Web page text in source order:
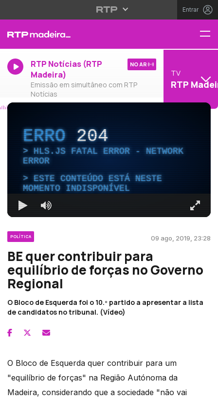
Entrar
RTP Notícias (RTP
Madeira)
Emissão em simultâneo com RTP
Notícias
NO AR
TV
RTP
ERRO204
HLS.JS FATAL ERROR - NETWORK
ERROR
ESTE CONTEÚDO ESTÁ NESTE
MOMENTO INDISPONÍVEL
POLÍTICA 09 ago, 2019, 23:28
BE quer contribuir para
equilíbrio de forças no Governo
Regional
O Bloco de Esquerda foi o 10.º partido a apresentar a lista
de candidatos no tribunal. (Vídeo)
O Bloco de Esquerda quer contribuir para um
"equilíbrio de forças" na Região Autónoma da
Madeira, considerando que a sociedade "não vai